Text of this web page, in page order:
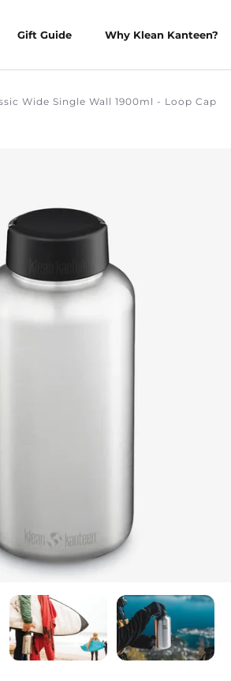
Gift Guide Why Klean Kanteen?
Wide Single Wall 1900ml - Loop Cap